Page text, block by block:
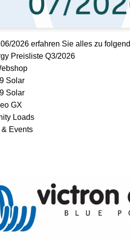
06/2026 erfahren Sie alles zu
Preisliste Q3/2026
Solar
Solar
GX
Loads
Events